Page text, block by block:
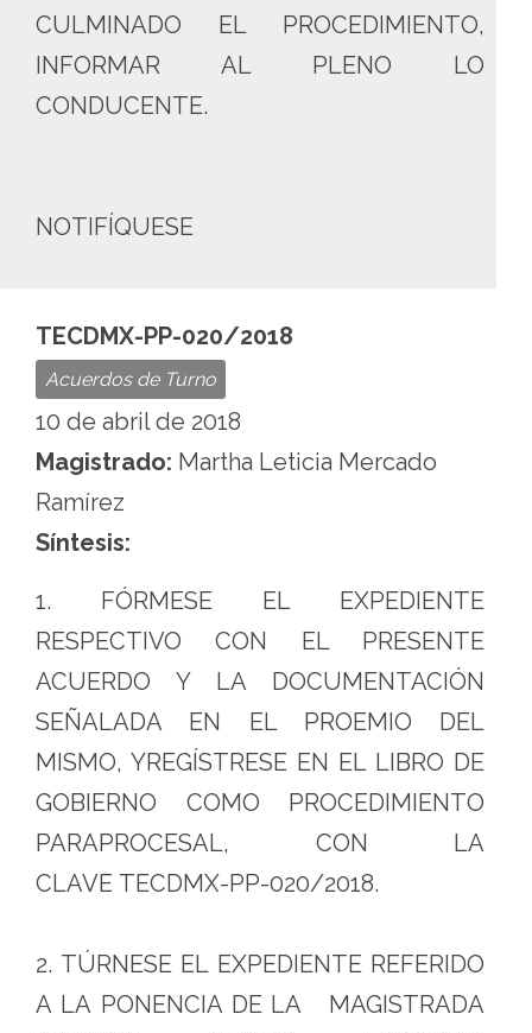
CULMINADO EL PROCEDIMIENTO,
INFORMAR AL PLENO LO
CONDUCENTE.
NOTIFÍQUESE
TECDMX-PP-020/2018
Acuerdos de Turno
10 de abril de 2018
Magistrado: Martha Leticia Mercado
Ramírez
Síntesis:
1. FÓRMESE EL EXPEDIENTE
RESPECTIVO CON EL PRESENTE
ACUERDO Y LA DOCUMENTACIÓN
SEÑALADA EN EL PROEMIO DEL
MISMO, YREGÍSTRESE EN EL LIBRO DE
GOBIERNO COMO PROCEDIMIENTO
PARAPROCESAL, CON LA
CLAVE TECDMX-PP-020/2018.
2. TÚRNESE EL EXPEDIENTE REFERIDO
A LA PONENCIA DE LA MAGISTRADA